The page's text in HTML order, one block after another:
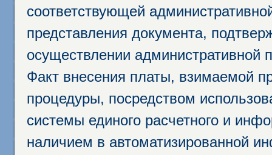
соответствующей
представления документа,
осуществлении административной
Факт внесения платы, взимаемой
процедуры, посредством
системы единого расчетного и
наличием в автоматизированной